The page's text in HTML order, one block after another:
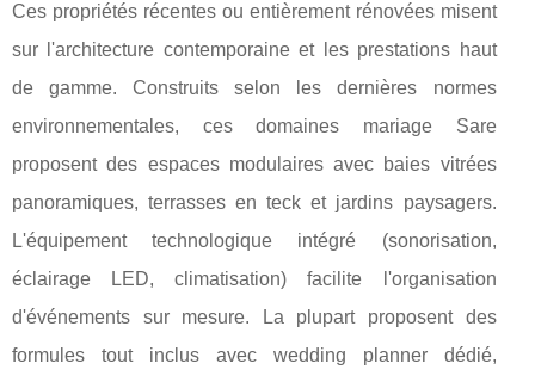
Ces propriétés récentes ou entièrement rénovées misent
sur l'architecture contemporaine et les prestations haut
de gamme. Construits selon les dernières normes
environnementales, ces domaines mariage Sare
proposent des espaces modulaires avec baies vitrées
panoramiques, terrasses en teck et jardins paysagers.
L'équipement technologique intégré (sonorisation,
éclairage LED, climatisation) facilite l'organisation
d'événements sur mesure. La plupart proposent des
formules tout inclus avec wedding planner dédié,